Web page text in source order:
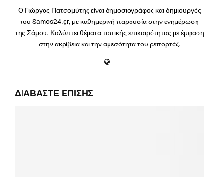
Ο Γιώργος Πατσομύτης είναι δημοσιογράφος και δημιουργός
του Samos24.gr, με καθημερινή παρουσία στην ενημέρωση
της Σάμου. Καλύπτει θέματα τοπικής επικαιρότητας με έμφαση
στην ακρίβεια και την αμεσότητα του ρεπορτάζ.
ΔΙΑΒΆΣΤΕ ΕΠΊΣΗΣ